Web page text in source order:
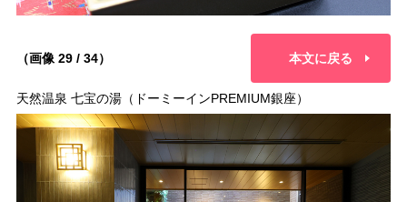
（画像 29 / 34） 本文に戻る
天然温泉 七宝の湯（ドーミーインPREMIUM銀座）